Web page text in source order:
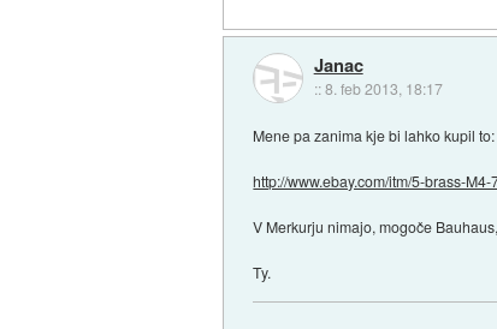
Janac
::8. feb 2013, 18:17
Mene pa zanima kje bi lahko kupil to:
http://www.ebay.com/itm/5-brass-M4-
V Merkurju nimajo, mogoče
Ty.